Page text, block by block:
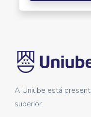
A Uniube está
superior.